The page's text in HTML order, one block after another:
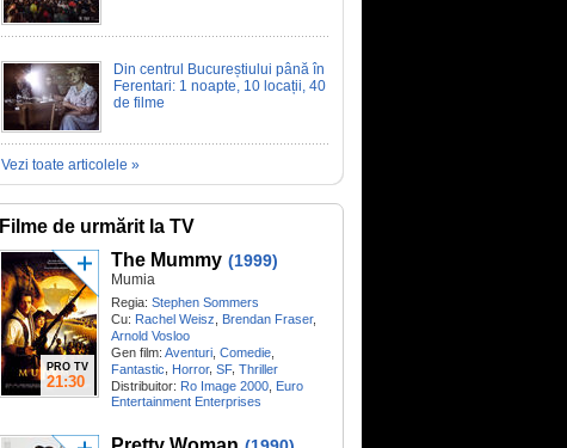
Din centrul Bucureștiului până în
Ferentari: 1 noapte, 10 locații, 40
de filme
Vezi toate articolele »
Filme de urmărit la TV
PRO TV
21:30
The Mummy (1999)
Mumia
Regia: Stephen Sommers
Cu: Rachel Weisz Brendan Fraser,
Arnold Vosloo
Gen film: Aventuri Comedie
Fantastic, Horror, SF, Thriller
Distribuitor: Ro Image 2000 Euro
Entertainment Enterprises